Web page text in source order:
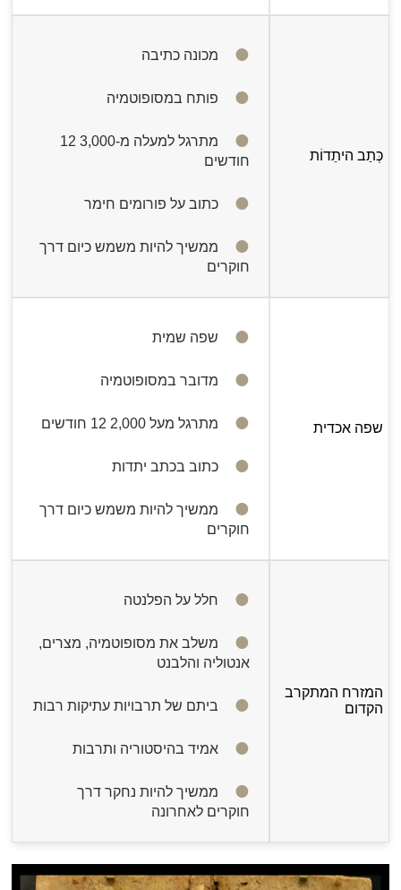
כְּתַב היתֵדוֹת
מכונה כתיבה
פותח במסופוטמיה
מתרגל למעלה מ-3,000 12
חודשים
כתוב על פורומים חימר
ממשיך להיות משמש כיום דרך
חוקרים
שפה אכדית
שפה שמית
מדובר במסופוטמיה
מתרגל מעל 2,000 12 חודשים
כתוב בכתב יתדות
ממשיך להיות משמש כיום דרך
חוקרים
המזרח המתקרב
הקדום
חלל על הפלנטה
משלב את מסופוטמיה, מצרים,
אנטוליה והלבנט
ביתם של תרבויות עתיקות רבות
אמיד בהיסטוריה ותרבות
ממשיך להיות נחקר דרך
חוקרים לאחרונה